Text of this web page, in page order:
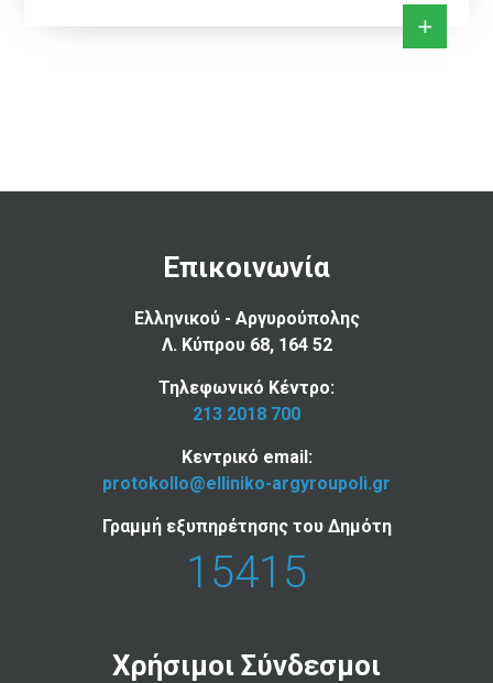
Επικοινωνία
Ελληνικού - Αργυρούπολης
Λ. Κύπρου 68, 164 52
Τηλεφωνικό Κέντρο:
213 2018 700
Κεντρικό email:
protokollo@elliniko-argyroupoli.gr
Γραμμή εξυπηρέτησης του Δημότη
15415
Χρήσιμοι Σύνδεσμοι